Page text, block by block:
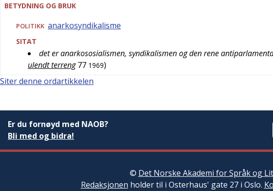
BETYDNING OG BRUK
POLITIKK anarkosyndikalisme
SITAT
det er anarkososialismen, syndikalismen og den rene
ulendt terreng 77 1969)
Siter denne ordartikkelen
Er du fornøyd med NAOB?
Bli med og bidra!
© Det Norske Akademi for Språk og
Redaksjonen holder til i Osterhaus' gate 27 i Oslo.